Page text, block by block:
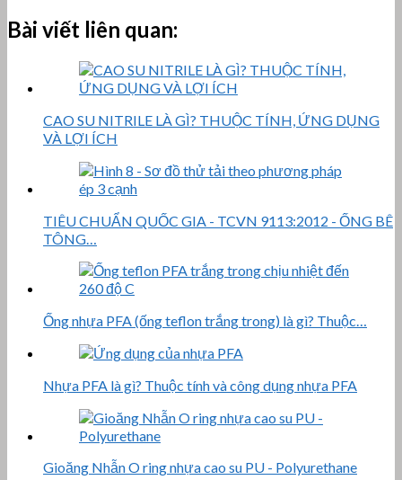
Bài viết liên quan:
CAO SU NITRILE LÀ GÌ? THUỘC TÍNH, ỨNG DỤNG
VÀ LỢI ÍCH
TIÊU CHUẨN QUỐC GIA - TCVN 9113:2012 - ỐNG BÊ
TÔNG…
Ống nhựa PFA (ống teflon trắng trong) là gì? Thuộc…
Nhựa PFA là gì? Thuộc tính và công dụng nhựa PFA
Gioăng Nhẫn O ring nhựa cao su PU - Polyurethane